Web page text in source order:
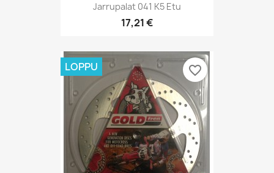
Jarrupalat 041 K5 Etu
17,21 €
LOPPU favorite_border